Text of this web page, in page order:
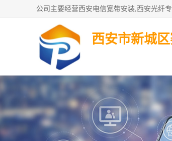
西安市新城